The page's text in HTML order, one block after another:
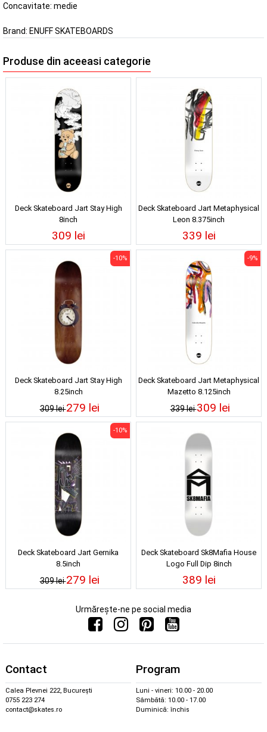
Concavitate: medie
Brand: ENUFF SKATEBOARDS
Produse din aceeasi categorie
Deck Skateboard Jart Stay High
8inch
309 lei
Deck Skateboard Jart Metaphysical
Leon 8.375inch
339 lei
Deck Skateboard Jart Stay High
8.25inch
309 lei
-10%
279 lei
Deck Skateboard Jart Metaphysical
Mazetto 8.125inch
339 lei
-9%
309 lei
Deck Skateboard Jart Gernika
8.5inch
309 lei
-10%
279 lei
Deck Skateboard Sk8Mafia House
Logo Full Dip 8inch
389 lei
Urmărește-ne pe social media
Contact
Calea Plevnei 222, București
0755 223 274
contact@skates.ro
Program
Luni - vineri: 10.00 - 20.00
Sâmbătă: 10.00 - 17.00
Duminică: închis